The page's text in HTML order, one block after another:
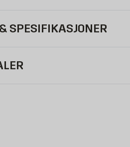
SPESIFIKASJONER